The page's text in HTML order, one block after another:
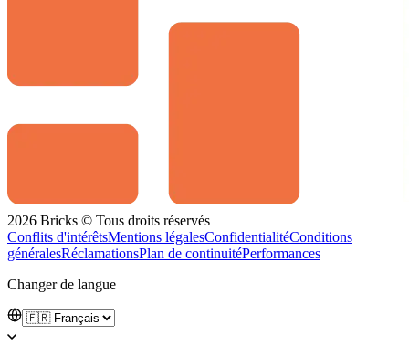
2026 Bricks © Tous droits réservés
Conflits d'intérêtsMentions légalesConfidentialitéConditions
généralesRéclamationsPlan de continuitéPerformances
Changer de langue